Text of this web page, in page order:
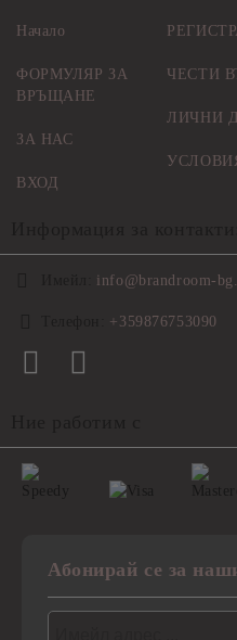
Начало
ФОРМУЛЯР ЗА
ВРЪЩАНЕ
ЗА НАС
ВХОД
ЧЕСТИ
ЛИЧНИ
info@brandroom-
+359876753090
Абонирай се за